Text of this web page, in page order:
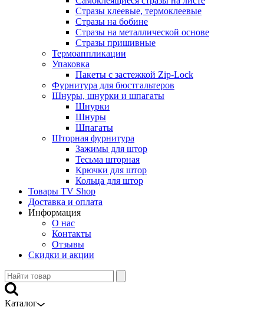
Стразы клеевые, термоклеевые
Стразы на бобине
Стразы на металлической основе
Стразы пришивные
Термоаппликации
Упаковка
Пакеты с застежкой Zip-Lock
Фурнитура для бюстгальтеров
Шнуры, шнурки и шпагаты
Шнурки
Шнуры
Шпагаты
Шторная фурнитура
Зажимы для штор
Тесьма шторная
Крючки для штор
Кольца для штор
Товары TV Shop
Доставка и оплата
Информация
О нас
Контакты
Отзывы
Скидки и акции
Каталог